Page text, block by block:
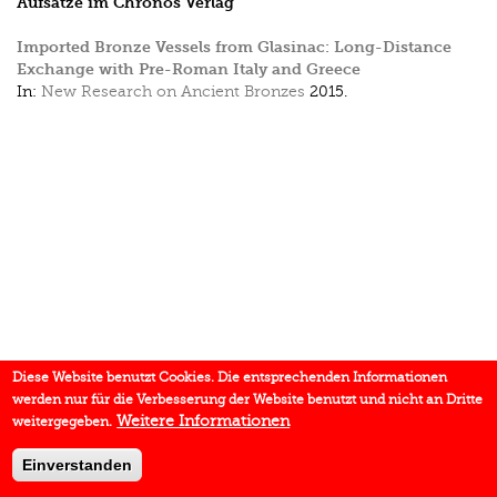
Imported Bronze Vessels from Glasinac: Long-Distance
Exchange with Pre-Roman Italy and Greece
In: New Research on Ancient Bronzes 2015.
Diese Website benutzt Cookies. Die entsprechenden Informationen
werden nur für die Verbesserung der Website benutzt und nicht an Dritte
weitergegeben. Weitere Informationen
Einverstanden